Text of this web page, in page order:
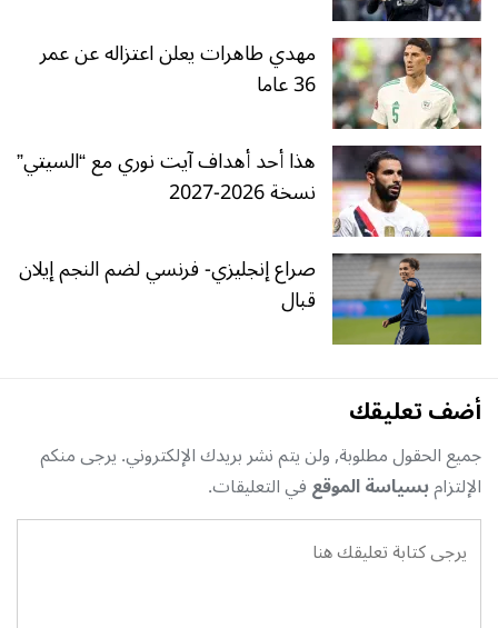
مهدي طاهرات يعلن اعتزاله عن عمر
36 عاما
هذا أحد أهداف آيت نوري مع “السيتي”
نسخة 2026-2027
صراع إنجليزي- فرنسي لضم النجم إيلان
قبال
أضف تعليقك
جميع الحقول مطلوبة, ولن يتم نشر بريدك الإلكتروني. يرجى منكم
الإلتزامبسياسة الموقعفي التعليقات.